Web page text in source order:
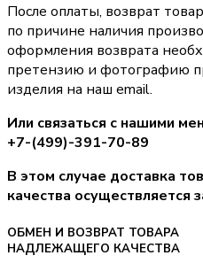
После оплаты, возврат
по причине наличия
оформления возврата
претензию и фотографию
изделия на наш email.
Или связаться с нашими
+7-(499)-391-70-89
В этом случае доставка
качества осуществляется
ОБМЕН И ВОЗВРАТ ТОВАРА
НАДЛЕЖАЩЕГО КАЧЕСТВА